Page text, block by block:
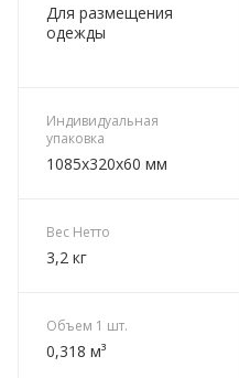
Для размещения
одежды
Индивидуальная
упаковка
1085х320х60 мм
Вес Нетто
3,2 кг
Объем 1 шт.
0,318 м³